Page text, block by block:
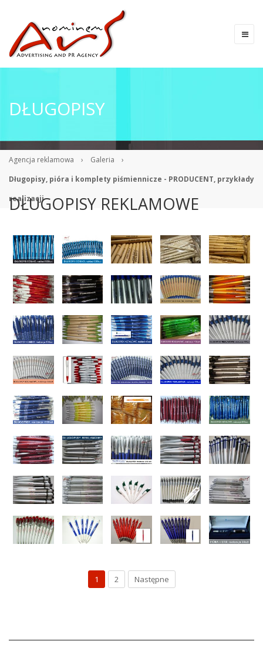
DŁUGOPISY
Agencja reklamowa › Galeria
›
Długopisy, pióra i komplety piśmiennicze - PRODUCENT, przykłady
realizacji
DŁUGOPISY REKLAMOWE
1 2 Następne